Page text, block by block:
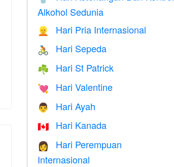
Alkohol Sedunia
👱 Hari Pria Internasional
🚴 Hari Sepeda
☘️ Hari St Patrick
💘 Hari Valentine
👨 Hari Ayah
🇨🇦 Hari Kanada
👩
Hari Perempuan
Internasional